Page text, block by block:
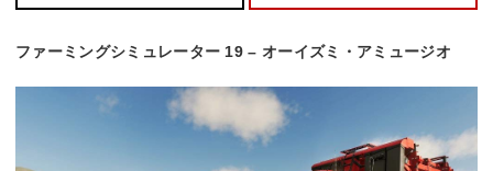
ファーミングシミュレーター 19 – オーイズミ・アミュージオ